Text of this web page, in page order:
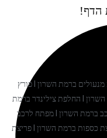
הדף!
פריצת מנעולים ברמת השרון – תגיות חיפוש: מנעולים ברמת השרון I פורץ
מנעולים ברמת השרון I החלפת מנעולים ברמת השרון I החלפת צילינדר ברמת
השרון I מנעולן רכב ברמת השרון I מנעולן לרכב ברמת השרון I מפתח לרכב
ברמת השרון I תיקון דלתות ברמת השרון I פריצת כספות ברמת השרון I פריצת